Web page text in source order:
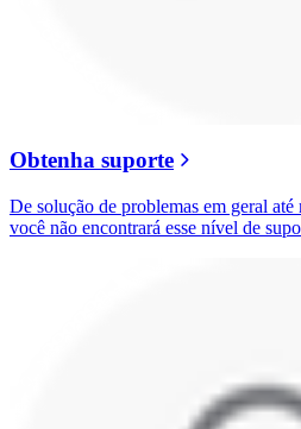
Obtenha suporte
De solução de problemas em geral até
você não encontrará esse nível de